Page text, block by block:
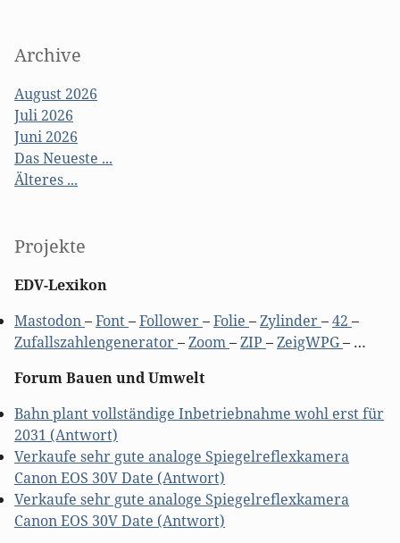
Archive
August 2026
Juli 2026
Juni 2026
Das Neueste ...
Älteres ...
Projekte
EDV-Lexikon
Mastodon–Font–Follower–Folie –Zylinder–42 –
Zufallszahlengenerator–Zoom–ZIP –ZeigWPG– …
Forum Bauen und Umwelt
Bahn plant vollständige Inbetriebnahme wohl erst für
2031 (Antwort)
Verkaufe sehr gute analoge Spiegelreflexkamera
Canon EOS 30V Date (Antwort)
Verkaufe sehr gute analoge Spiegelreflexkamera
Canon EOS 30V Date (Antwort)